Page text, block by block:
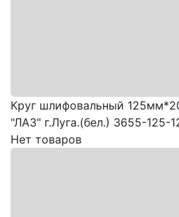
Круг шлифовальный
"ЛАЗ" г.Луга.(бел.) 3655-125-
Нет товаров